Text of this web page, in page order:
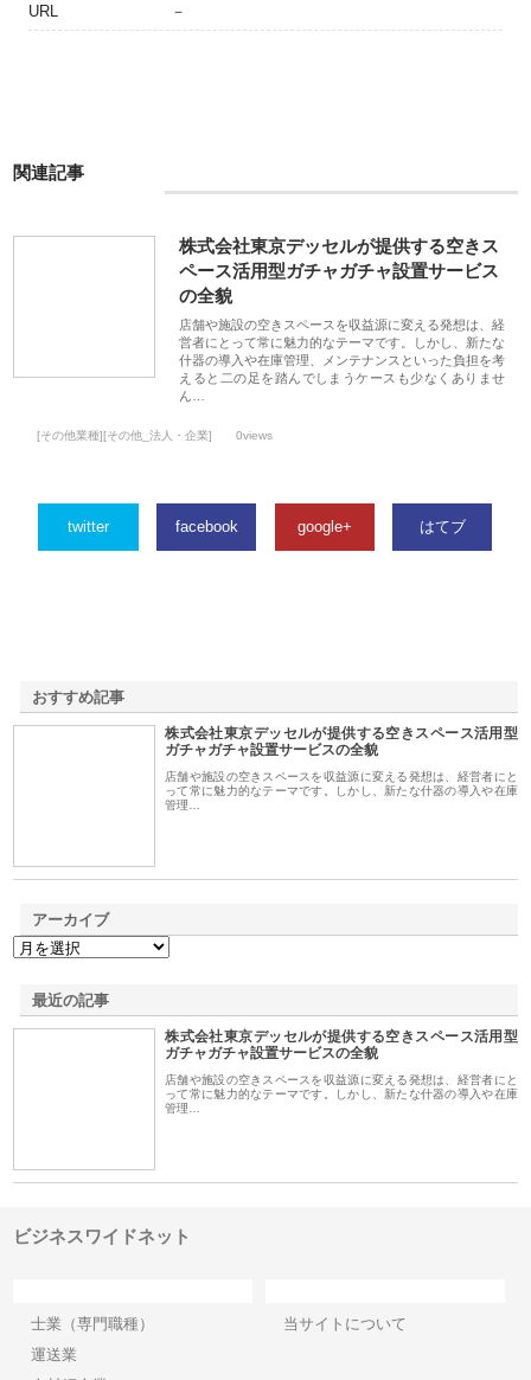
URL －
関連記事
株式会社東京デッセルが提供する空きス
ペース活用型ガチャガチャ設置サービス
の全貌
店舗や施設の空きスペースを収益源に変える発想は、経
営者にとって常に魅力的なテーマです。しかし、新たな
什器の導入や在庫管理、メンテナンスといった負担を考
えると二の足を踏んでしまうケースも少なくありませ
ん…
[その他業種][その他_法人・企業] 0views
twitter facebook google+ はてブ
おすすめ記事
株式会社東京デッセルが提供する空きスペース活用型
ガチャガチャ設置サービスの全貌
店舗や施設の空きスペースを収益源に変える発想は、経営者にと
って常に魅力的なテーマです。しかし、新たな什器の導入や在庫
管理…
アーカイブ
最近の記事
株式会社東京デッセルが提供する空きスペース活用型
ガチャガチャ設置サービスの全貌
店舗や施設の空きスペースを収益源に変える発想は、経営者にと
って常に魅力的なテーマです。しかし、新たな什器の導入や在庫
管理…
ビジネスワイドネット
士業（専門職種）
運送業
当サイトについて